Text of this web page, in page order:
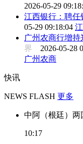
2026-05-29
江西银行：聘任
05-29 09:18:04
广州农商行增
界 2026-05-28
广州农商
快讯
NEWS FLASH 更多
中阿（根廷）两
10:17